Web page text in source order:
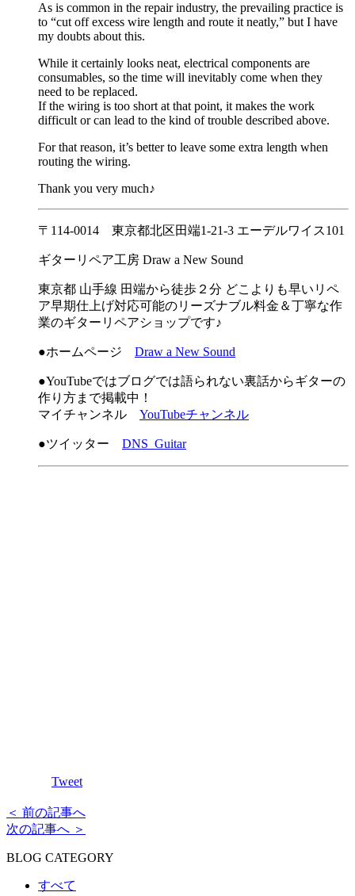
As is common in the repair industry, the prevailing practice is
to “cut off excess wire length and route it neatly,” but I have
my doubts about this.
While it certainly looks neat, electrical components are
consumables, so the time will inevitably come when they
need to be replaced.
If the wiring is too short at that point, it makes the work
difficult or can lead to the kind of trouble described above.
For that reason, it’s better to leave some extra length when
routing the wiring.
Thank you very much♪
〒114-0014 東京都北区田端1-21-3 エーデルワイス101
ギターリペア工房 Draw a New Sound
東京都 山手線 田端から徒歩２分 どこよりも早いリペ
ア早期仕上げ対応可能のリーズナブル料金＆丁寧な作
業のギターリペアショップです♪
●ホームページ Draw a New Sound
●YouTubeではブログでは語られない裏話からギターの
作り方まで掲載中！
マイチャンネル YouTubeチャンネル
●ツイッター DNS_Guitar
Tweet
＜ 前の記事へ
次の記事へ ＞
BLOG CATEGORY
すべて